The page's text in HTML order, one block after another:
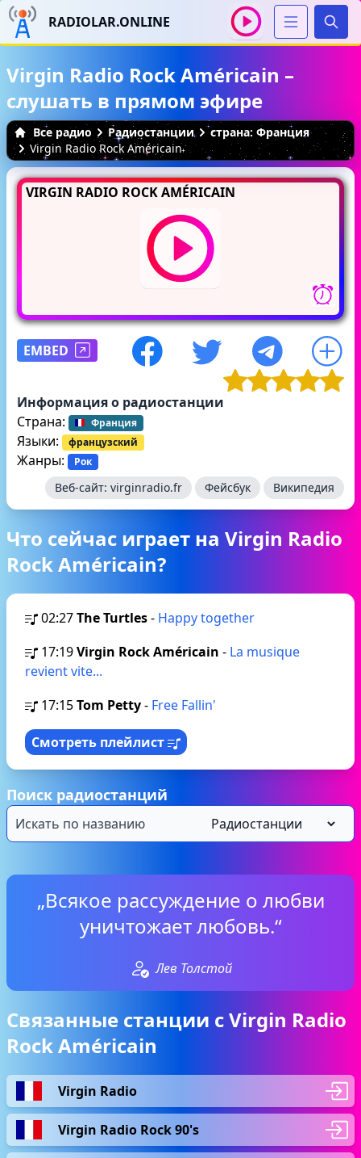
RADIOLAR.ONLINE
Virgin Radio Rock Américain –
слушать в прямом эфире
Все радио Радиостанции
страна: Франция
Virgin Radio Rock Américain
VIRGIN RADIO ROCK AMÉRICAIN
EMBED
Информация о радиостанции
Страна:
Франция
Языки: французский
Жанры: Рок
Веб-сайт: virginradio.fr Фейсбук Википедия
Что сейчас играет на Virgin Radio
Rock Américain?
02:27The Turtles- Happy together
17:19Virgin Rock Américain - La musique
revient vite...
17:15Tom Petty- Free Fallin'
Смотреть плейлист
Поиск радиостанций
„Всякое рассуждение о любви
уничтожает любовь.“
Лев Толстой
Связанные станции с Virgin Radio
Rock Américain
Virgin Radio
Virgin Radio Rock 90's